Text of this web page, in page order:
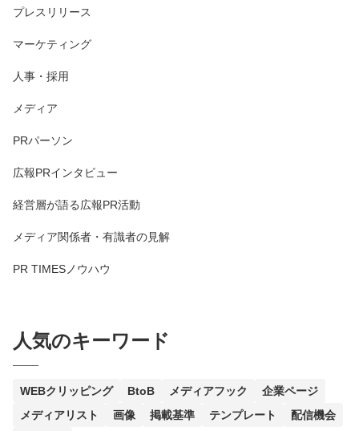
プレスリリース
マーケティング
人事・採用
メディア
PRパーソン
広報PRインタビュー
経営層が語る広報PR活動
メディア関係者・有識者の見解
PR TIMESノウハウ
人気のキーワード
WEBクリッピング BtoB メディアフック
企業ページ
メディアリスト
画像 掲載基準 テンプレート
配信機会